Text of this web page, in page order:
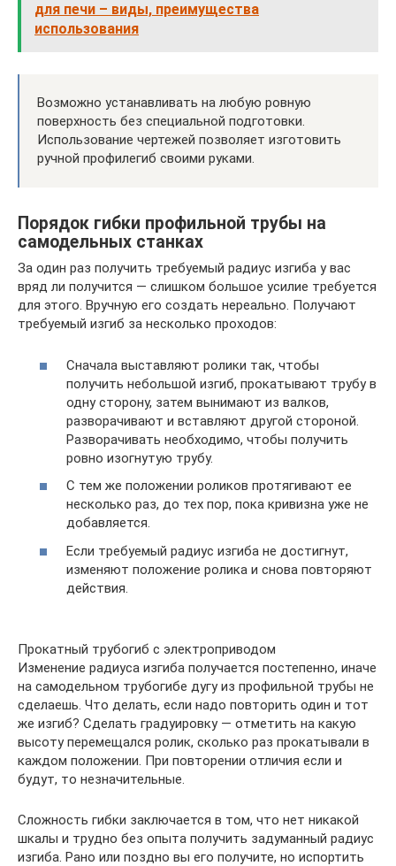
для печи – виды, преимущества
использования
Возможно устанавливать на любую ровную
поверхность без специальной подготовки.
Использование чертежей позволяет изготовить
ручной профилегиб своими руками.
Порядок гибки профильной трубы на
самодельных станках
За один раз получить требуемый радиус изгиба у вас
вряд ли получится — слишком большое усилие требуется
для этого. Вручную его создать нереально. Получают
требуемый изгиб за несколько проходов:
Сначала выставляют ролики так, чтобы
получить небольшой изгиб, прокатывают трубу в
одну сторону, затем вынимают из валков,
разворачивают и вставляют другой стороной.
Разворачивать необходимо, чтобы получить
ровно изогнутую трубу.
С тем же положении роликов протягивают ее
несколько раз, до тех пор, пока кривизна уже не
добавляется.
Если требуемый радиус изгиба не достигнут,
изменяют положение ролика и снова повторяют
действия.
Прокатный трубогиб с электроприводом
Изменение радиуса изгиба получается постепенно, иначе
на самодельном трубогибе дугу из профильной трубы не
сделаешь. Что делать, если надо повторить один и тот
же изгиб? Сделать градуировку — отметить на какую
высоту перемещался ролик, сколько раз прокатывали в
каждом положении. При повторении отличия если и
будут, то незначительные.
Сложность гибки заключается в том, что нет никакой
шкалы и трудно без опыта получить задуманный радиус
изгиба. Рано или поздно вы его получите, но испортить